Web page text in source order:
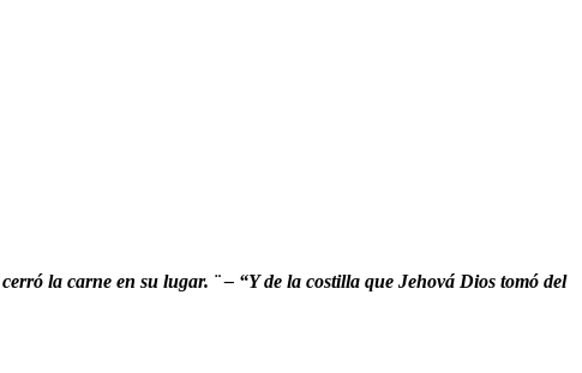
la carne en su lugar. ¨ – “Y de la costilla que Jehová Dios tomó del